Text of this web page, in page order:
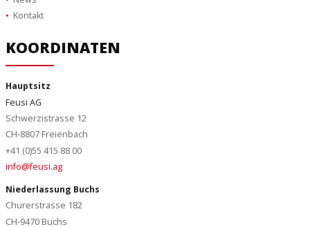
Kontakt
KOORDINATEN
Hauptsitz
Feusi AG
Schwerzistrasse 12
CH-8807 Freienbach
+41 (0)55 415 88 00
info@feusi.ag
Niederlassung Buchs
Churerstrasse 182
CH-9470 Buchs